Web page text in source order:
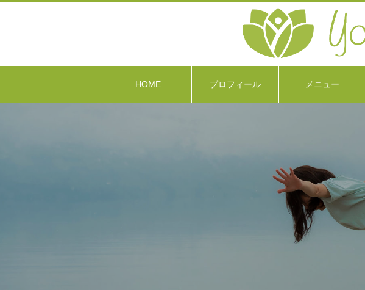
HOME プロフィール メニュー